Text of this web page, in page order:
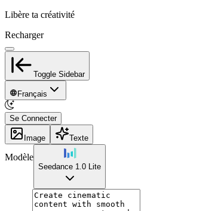
Libère ta créativité
Recharger
Toggle Sidebar
Français
Se Connecter
Image Texte
Modèle
Seedance 1.0 Lite